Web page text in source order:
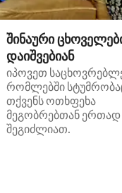
შინაური
დაიშვებიან
იპოვეთ
რომლებში
თქვენს ოთხფეხა
მეგობრებთან ერთად
შეგიძლიათ.